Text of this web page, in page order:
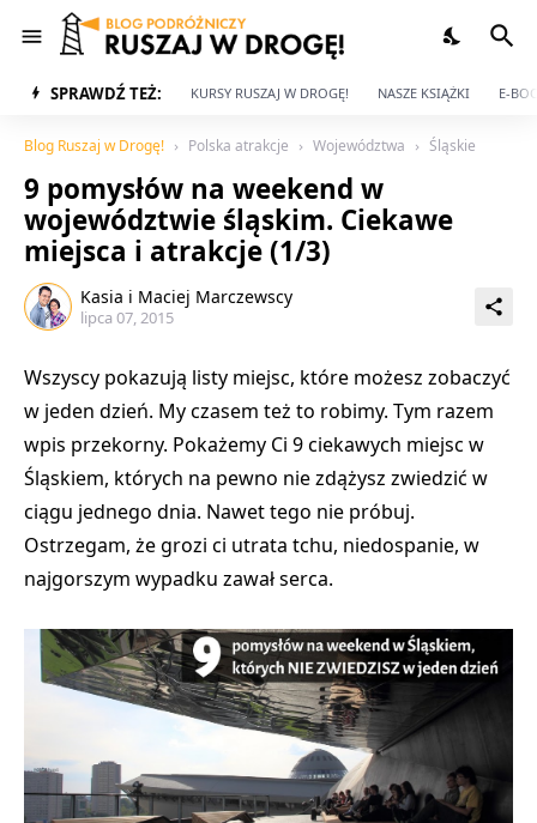
SPRAWDŹ TEŻ: KURSY RUSZAJ W DROGĘ! NASZE KSIĄŻKI E-
Blog Ruszaj w Drogę! Polska atrakcje Województwa Śląskie
9 pomysłów na weekend w
województwie śląskim. Ciekawe
miejsca i atrakcje (1/3)
Kasia i Maciej Marczewscy
lipca 07, 2015
Wszyscy pokazują listy miejsc, które możesz zobaczyć
w jeden dzień. My czasem też to robimy. Tym razem
wpis przekorny. Pokażemy Ci 9 ciekawych miejsc w
Śląskiem, których na pewno nie zdążysz zwiedzić w
ciągu jednego dnia. Nawet tego nie próbuj.
Ostrzegam, że grozi ci utrata tchu, niedospanie, w
najgorszym wypadku zawał serca.